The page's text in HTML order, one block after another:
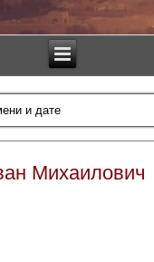
Михаилович